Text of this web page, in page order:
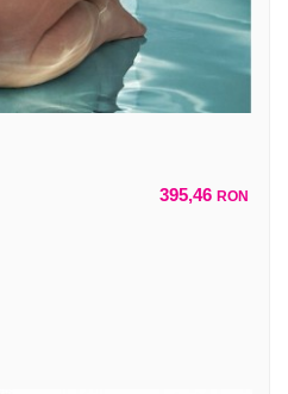
395,46 RON